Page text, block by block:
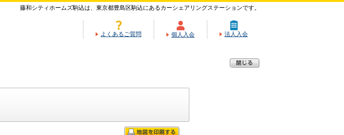
藤和シティホームズ駒込は、東京都豊島区駒込にあるカーシェアリングステーションです。
よくあるご質問 個人入会 法人入会